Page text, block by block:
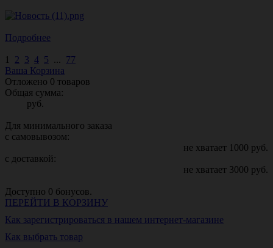
Подробнее
1 2 3 4 5 ... 77
Ваша Корзина
Отложено 0 товаров
Общая сумма:
руб.
Для минимального заказа
с самовывозом:
не хватает 1000 руб.
с доставкой:
не хватает 3000 руб.
Доступно 0 бонусов.
ПЕРЕЙТИ В КОРЗИНУ
Как зарегистрироваться в нашем интернет-магазине
Как выбрать товар